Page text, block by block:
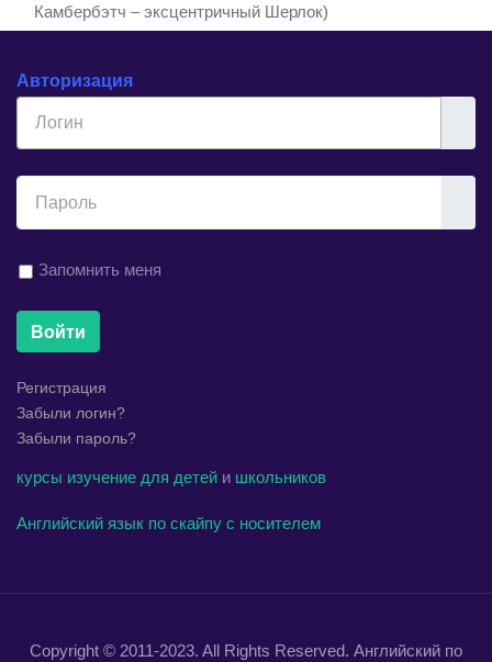
Камбербэтч – эксцентричный Шерлок)
Авторизация
Запомнить меня
Войти
Регистрация
Забыли логин?
Забыли пароль?
курсы изучение для детей и школьников
Английский язык по скайпу с носителем
Copyright © 2011-2023. All Rights Reserved. Английский по